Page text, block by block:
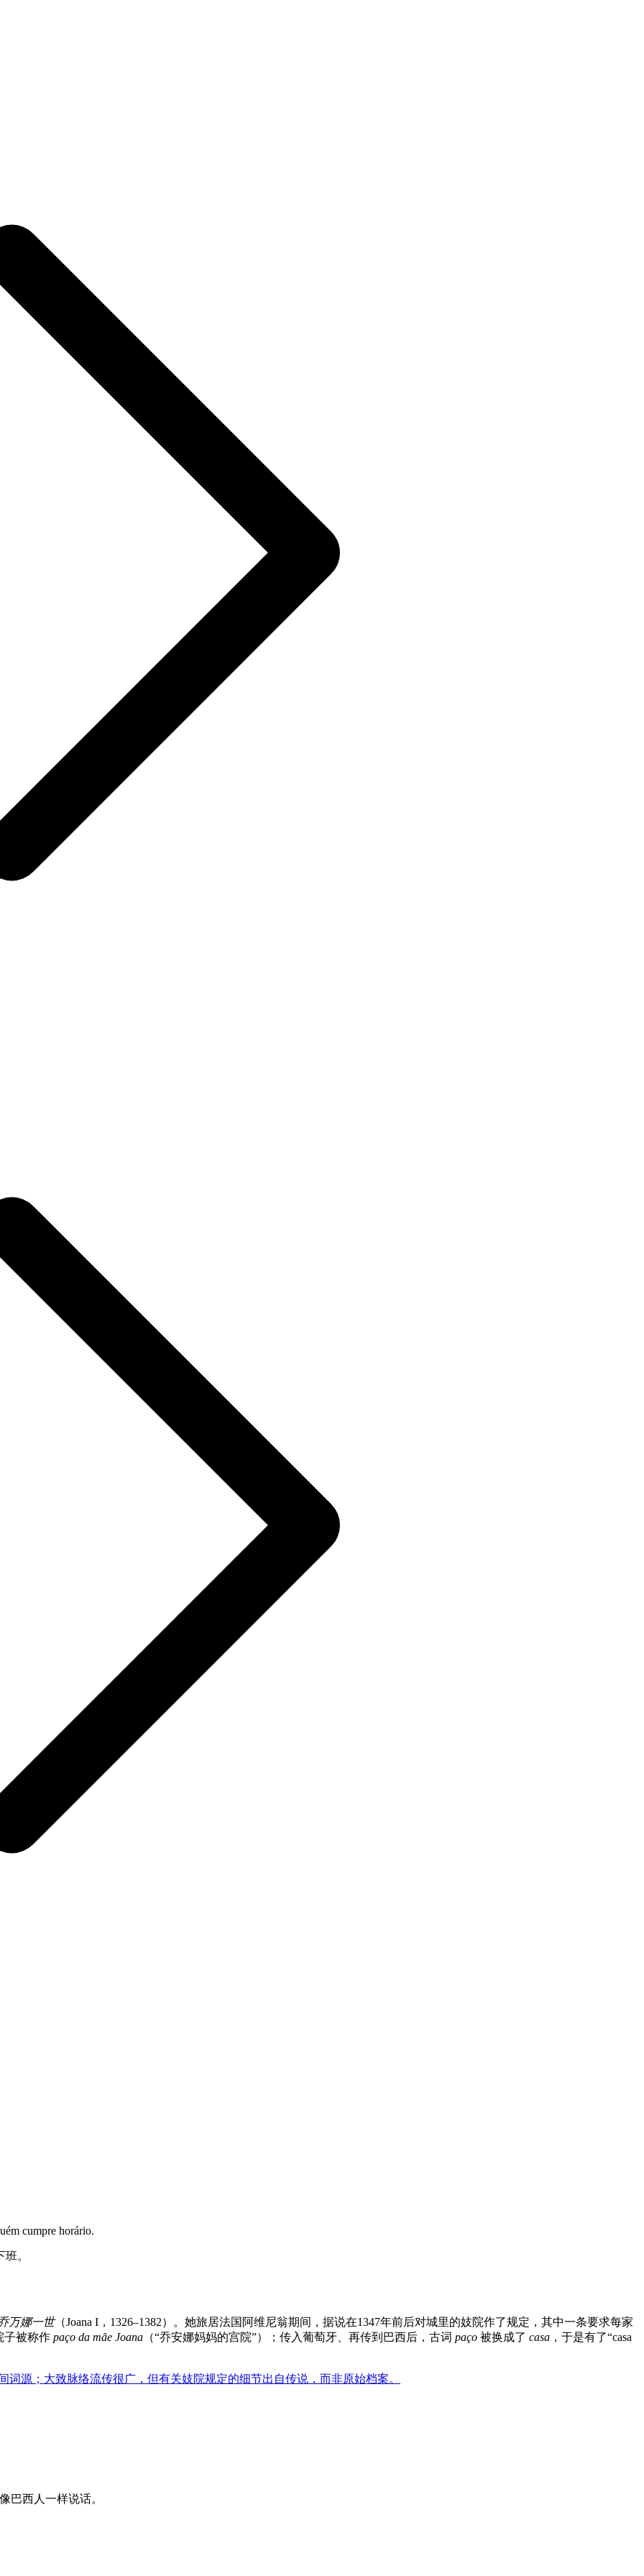
cumpre horário.
。
万娜一世（Joana I，1326–1382）。她旅居法国阿维尼翁期间，据说在1347年前后对城里的妓院作了规定，其中一条要求每家
子被称作 paço da mãe Joana （“乔安娜妈妈的宫院”）；传入葡萄牙、再传到巴西后，古词 paço 被换成了 casa ，于是有了“casa
词源；大致脉络流传很广，但有关妓院规定的细节出自传说，而非原始档案。
巴西人一样说话。